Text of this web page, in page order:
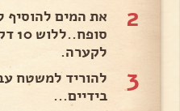
2
את המים
לקערה.
3
להוריד למשטח
בידיים...